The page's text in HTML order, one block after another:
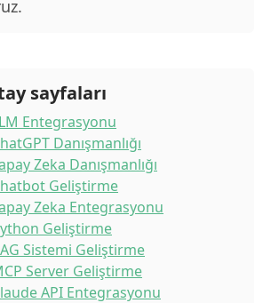
sayfaları
Entegrasyonu
Danışmanlığı
Zeka Danışmanlığı
Geliştirme
Zeka Entegrasyonu
Geliştirme
Sistemi Geliştirme
Server Geliştirme
API Entegrasyonu